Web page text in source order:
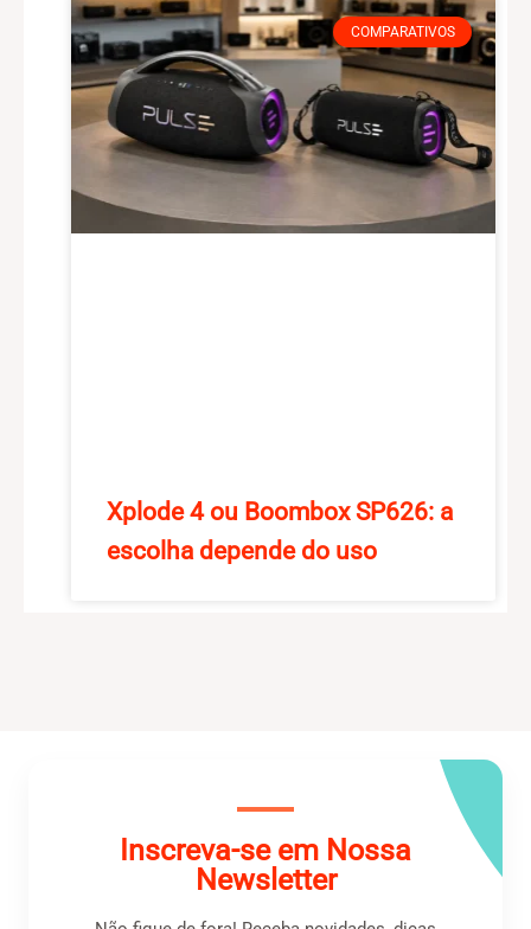
COMPARATIVOS
Xplode 4 ou Boombox SP626: a
escolha depende do uso
Inscreva-se em Nossa
Newsletter